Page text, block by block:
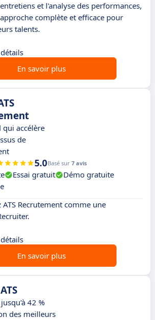
et l'analyse des performances,
complète et efficace pour
talents.
En savoir plus
qui accélère
de
5.0Basé sur 7 avis
Essai gratuit
Démo gratuite
ATS Recrutement comme une
En savoir plus
42 %
des meilleurs